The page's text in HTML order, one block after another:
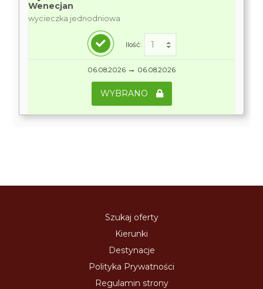
Wenecjan
wycieczka jednodniowa
Ilość:
06.08.2026 → 06.08.2026
WYBRANO
Szukaj oferty
Kierunki
Destynacje
Polityka Prywatności
Regulamin strony